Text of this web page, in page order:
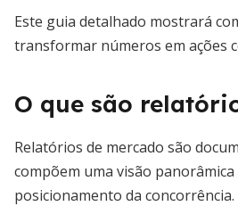
Este guia detalhado mostrará
transformar números em ações
O que são
Relatórios de mercado são
compõem uma visão
posicionamento da concorrência.